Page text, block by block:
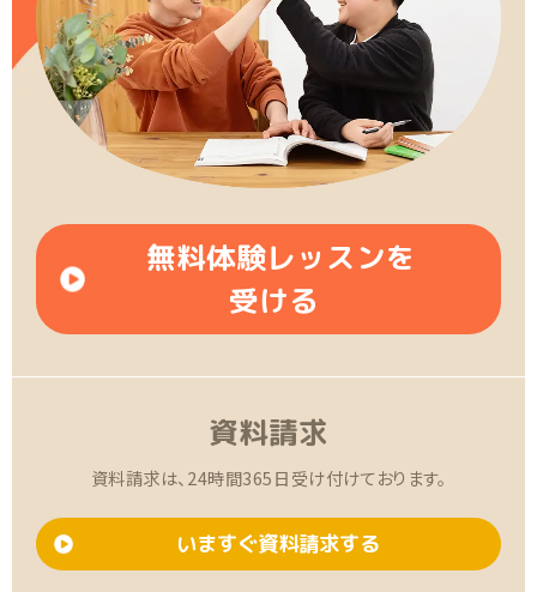
無料体験レッスンを
受ける
資料請求
資料請求は、24時間365日受け付けております。
いますぐ資料請求する